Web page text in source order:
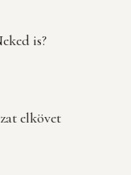
is?
elkövet